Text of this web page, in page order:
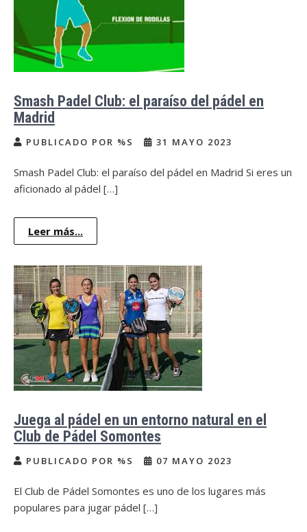
Smash Padel Club: el paraíso del pádel en
Madrid
PUBLICADO POR %S 31 MAYO 2023
Smash Padel Club: el paraíso del pádel en Madrid Si eres un
aficionado al pádel […]
Leer más...
Juega al pádel en un entorno natural en el
Club de Pádel Somontes
PUBLICADO POR %S 07 MAYO 2023
El Club de Pádel Somontes es uno de los lugares más
populares para jugar pádel […]